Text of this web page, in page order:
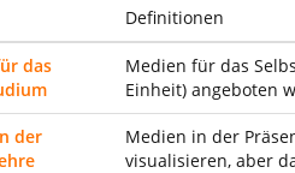
Definitionen
das
Medien für das
Einheit) angeboten
der
Medien in der
visualisieren, aber